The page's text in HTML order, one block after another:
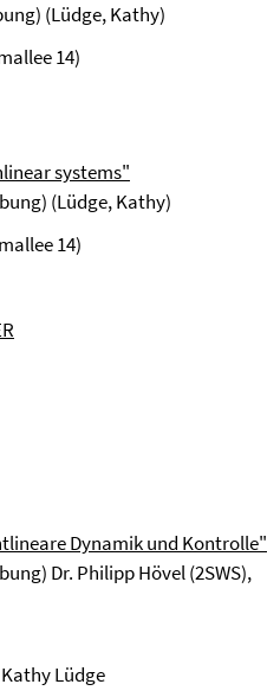
(Lüdge, Kathy)
14)
systems"
(Lüdge, Kathy)
14)
Dynamik und Kontrolle"
Dr. Philipp Hövel (2SWS),
Lüdge